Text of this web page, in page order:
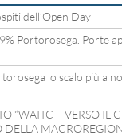
dell’Open Day
Portorosega. Porte
lo scalo più a
“WAITC – VERSO IL